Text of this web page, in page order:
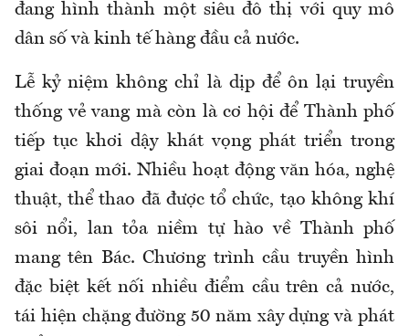
đang hình thành một siêu đô thị với quy mô
dân số và kinh tế hàng đầu cả nước.
Lễ kỷ niệm không chỉ là dịp để ôn lại truyền
thống vẻ vang mà còn là cơ hội để Thành phố
tiếp tục khơi dậy khát vọng phát triển trong
giai đoạn mới. Nhiều hoạt động văn hóa, nghệ
thuật, thể thao đã được tổ chức, tạo không khí
sôi nổi, lan tỏa niềm tự hào về Thành phố
mang tên Bác. Chương trình cầu truyền hình
đặc biệt kết nối nhiều điểm cầu trên cả nước,
tái hiện chặng đường 50 năm xây dựng và phát